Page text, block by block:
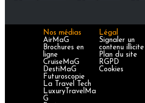
Nos médias
AirMaG
Brochures en
ligne
CruiseMaG
DestiMaG
Futuroscopie
La Travel Tech
LuxuryTravelMa
G
Légal
Signaler un
contenu illicite
Plan du site
RGPD
Cookies